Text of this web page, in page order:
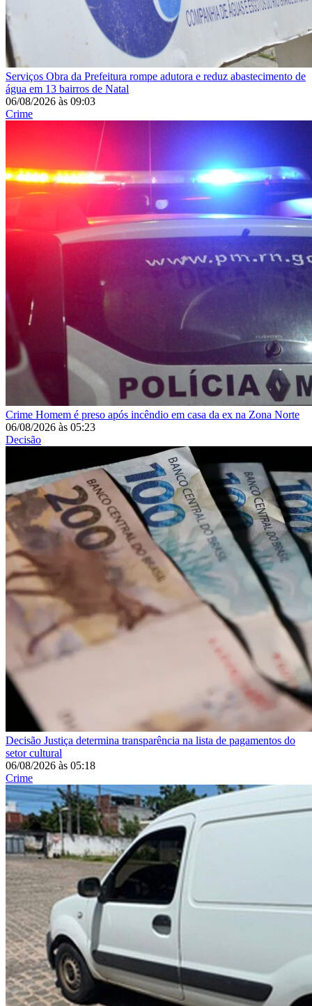
Serviços Obra da Prefeitura rompe adutora e reduz abastecimento de
água em 13 bairros de Natal
06/08/2026 às 09:03
Crime
Crime Homem é preso após incêndio em casa da ex na Zona Norte
06/08/2026 às 05:23
Decisão
Decisão Justiça determina transparência na lista de pagamentos do
setor cultural
06/08/2026 às 05:18
Crime